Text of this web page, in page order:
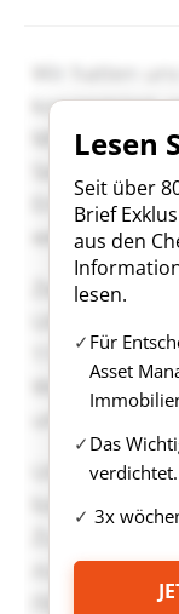
Lesen
Seit über
Brief
aus den
lesen.
Für
Asset
Das
3x